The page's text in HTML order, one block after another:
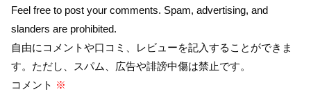
Feel free to post your comments. Spam, advertising, and
slanders are prohibited.
自由にコメントや口コミ、レビューを記入することができま
す。ただし、スパム、広告や誹謗中傷は禁止です。
コメント ※